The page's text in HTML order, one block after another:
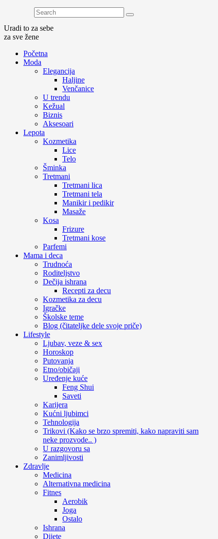
Uradi to za sebe
za sve žene
Početna
Moda
Elegancija
Haljine
Venčanice
U trendu
Kežual
Biznis
Aksesoari
Lepota
Kozmetika
Lice
Telo
Šminka
Tretmani
Tretmani lica
Tretmani tela
Manikir i pedikir
Masaže
Kosa
Frizure
Tretmani kose
Parfemi
Mama i deca
Trudnoća
Roditeljstvo
Dečija ishrana
Recepti za decu
Kozmetika za decu
Igračke
Školske teme
Blog (čitateljke dele svoje priče)
Lifestyle
Ljubav, veze & sex
Horoskop
Putovanja
Etno/običaji
Uređenje kuće
Feng Shui
Saveti
Karijera
Kućni ljubimci
Tehnologija
Trikovi (Kako se brzo spremiti, kako napraviti sam
neke prozvode.. )
U razgovoru sa
Zanimljivosti
Zdravlje
Medicina
Alternativna medicina
Fitnes
Aerobik
Joga
Ostalo
Ishrana
Dijete